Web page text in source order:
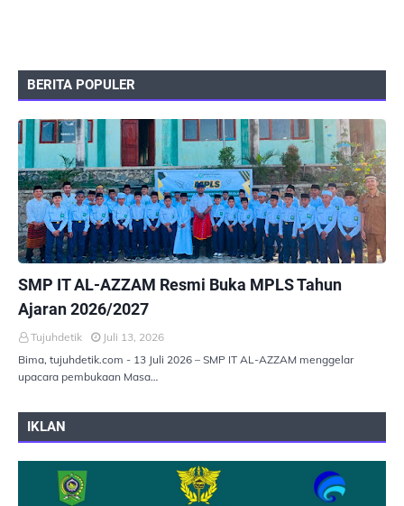
BERITA POPULER
SMP IT AL-AZZAM Resmi Buka MPLS Tahun
Ajaran 2026/2027
Tujuhdetik
Juli 13, 2026
Bima, tujuhdetik.com - 13 Juli 2026 – SMP IT AL-AZZAM menggelar
upacara pembukaan Masa…
IKLAN